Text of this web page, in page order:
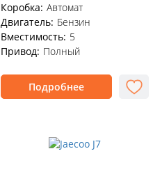
Коробка: Автомат
Двигатель: Бензин
Вместимость: 5
Привод: Полный
Подробнее